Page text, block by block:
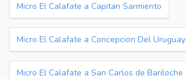
Micro El Calafate a Capitan Sarmiento
Micro El Calafate a Concepcion Del Uruguay
Micro El Calafate a San Carlos de Bariloche